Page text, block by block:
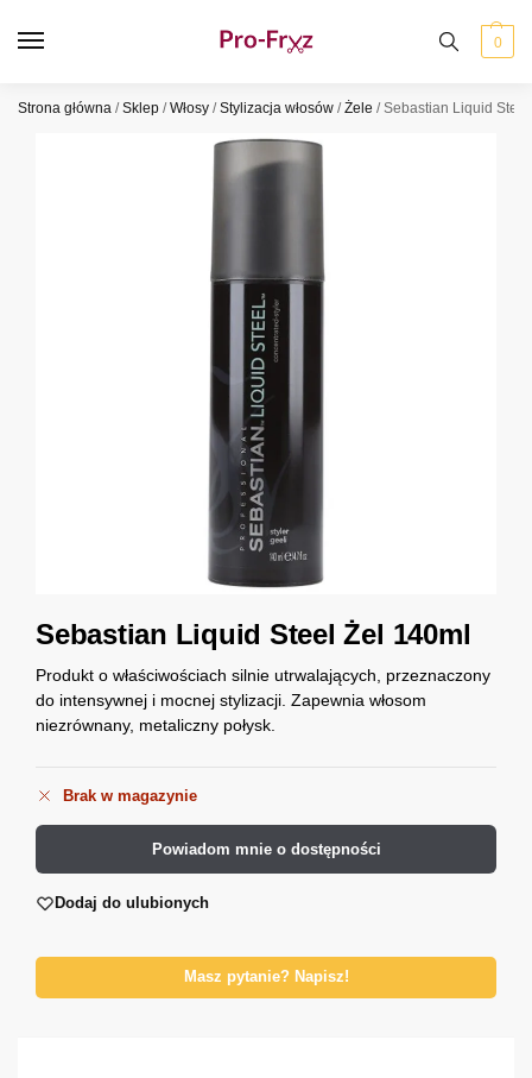
0
Strona główna /Sklep /Włosy /Stylizacja włosów /Żele /Sebastian Liquid
Sebastian Liquid Steel Żel 140ml
Produkt o właściwościach silnie utrwalających, przeznaczony
do intensywnej i mocnej stylizacji. Zapewnia włosom
niezrównany, metaliczny połysk.
Brak w magazynie
Powiadom mnie o dostępności
Dodaj do ulubionych
Masz pytanie? Napisz!